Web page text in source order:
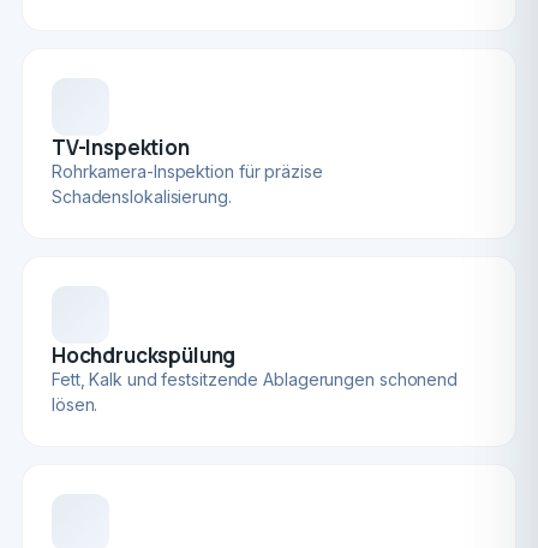
TV-Inspektion
Rohrkamera-Inspektion für präzise
Schadenslokalisierung.
Hochdruckspülung
Fett, Kalk und festsitzende Ablagerungen schonend
lösen.